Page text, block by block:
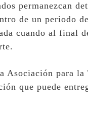
permanezcan
de un periodo
cuando al final
para la
que puede